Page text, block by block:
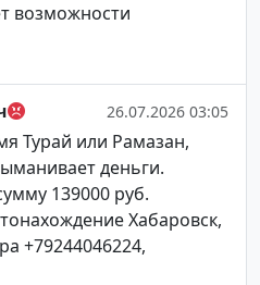
возможности
26.07.2026 03:05
Турай или Рамазан,
деньги.
139000 руб.
Хабаровск,
+79244046224,